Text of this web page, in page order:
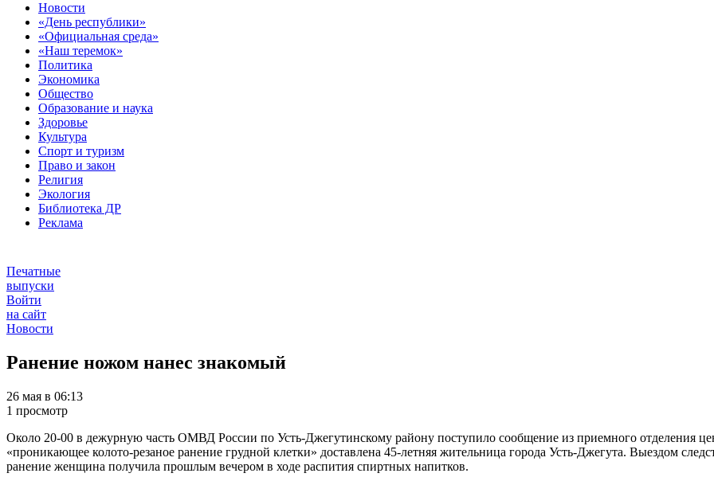
Новости
«День республики»
«Официальная среда»
«Наш теремок»
Политика
Экономика
Общество
Образование и наука
Здоровье
Культура
Спорт и туризм
Право и закон
Религия
Экология
Библиотека ДР
Реклама
Печатные
выпуски
Войти
на сайт
Новости
Ранение ножом нанес знакомый
26 мая в 06:13
1 просмотр
Около 20-00 в дежурную часть ОМВД России по Усть-Джегутинскому району поступило сообщение из приемного отделения
«проникающее колото-резаное ранение грудной клетки» доставлена 45-летняя жительница города Усть-Джегута. Выездом
ранение женщина получила прошлым вечером в ходе распития спиртных напитков.